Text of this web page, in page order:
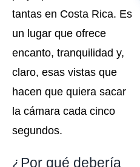
tantas en Costa Rica. Es
un lugar que ofrece
encanto, tranquilidad y,
claro, esas vistas que
hacen que quiera sacar
la cámara cada cinco
segundos.
¿Por qué debería